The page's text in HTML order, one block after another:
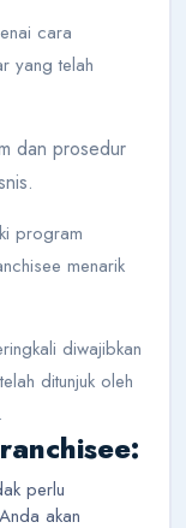
cara
yang telah
dan prosedur
program
menarik
diwajibkan
ditunjuk oleh
perlu
akan